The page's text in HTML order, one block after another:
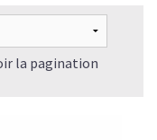
la pagination